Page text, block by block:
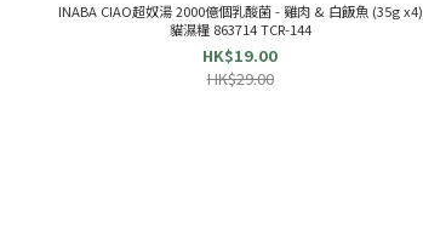
INABA CIAO超奴湯 2000億個乳酸菌 - 雞肉 & 白飯魚 (35g x4)
貓濕糧 863714 TCR-144
HK$19.00
HK$29.00